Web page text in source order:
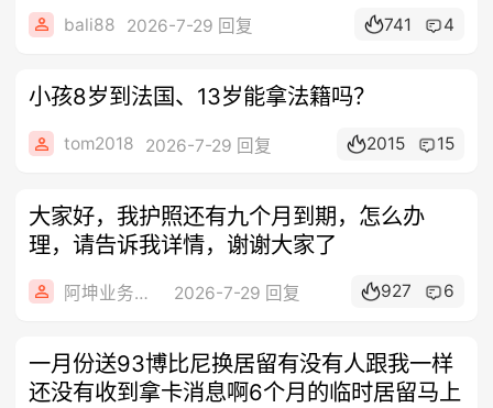
bali88 2026-7-29 回复 741 4
小孩8岁到法国、13岁能拿法籍吗？
tom2018 2026-7-29 回复 2015 15
大家好，我护照还有九个月到期，怎么办
理，请告诉我详情，谢谢大家了
阿坤业务代办 2026-7-29 回复 927 6
一月份送93博比尼换居留有没有人跟我一样
还没有收到拿卡消息啊6个月的临时居留马上